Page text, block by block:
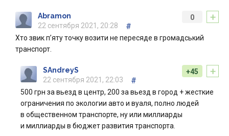
+
0
Abramon
22 сентября 2021, 20:28
#
Хто звик п’яту точку возити не пересяде в громадський
транспорт.
+
+45
SAndreyS
22 сентября 2021, 22:03
#
500 грн за вьезд в центр, 200 за вьезд в город + жесткие
ограничения по экологии авто и вуаля, полно людей
в общественном транспорте, ну или миллиарды
и миллиарды в бюджет развития транспорта.